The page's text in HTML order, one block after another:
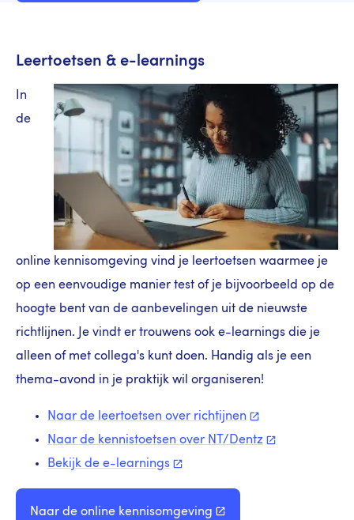
Leertoetsen & e-learnings
In
de
online kennisomgeving vind je leertoetsen waarmee je
op een eenvoudige manier test of je bijvoorbeeld op de
hoogte bent van de aanbevelingen uit de nieuwste
richtlijnen. Je vindt er trouwens ook e-learnings die je
alleen of met collega's kunt doen. Handig als je een
thema-avond in je praktijk wil organiseren!
Naar de leertoetsen over richtijnen
Naar de kennistoetsen over NT/Dentz
Bekijk de e-learnings
Naar de online kennisomgeving